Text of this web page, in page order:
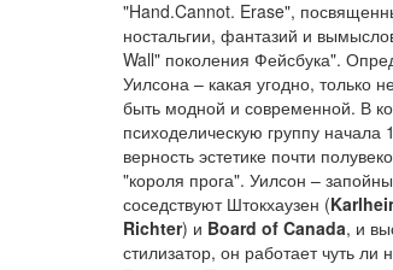
"Hand.Cannot. Erase",
ностальгии, фантазий и
Wall" поколения Фейсбука".
Уилсона – какая угодно, только
быть модной и современной. В
психоделическую группу
верность эстетике почти
"короля прога". Уилсон –
соседствуют Штокхаузен (
Richter) и Board of Canada, и
стилизатор, он работает чуть